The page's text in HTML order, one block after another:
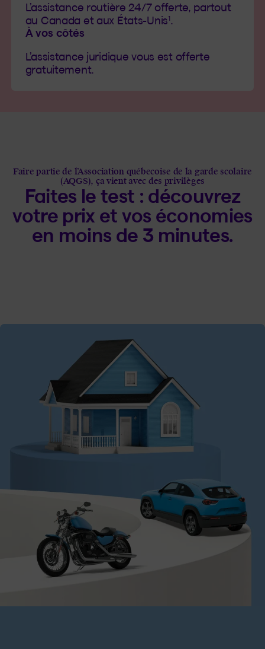
L’assistance routière 24/7 offerte, partout
au Canada et aux États-Unis1.
À vos côtés
L’assistance juridique vous est offerte
gratuitement.
Faire partie de l’Association québecoise de la garde scolaire
(AQGS), ça vient avec des privilèges
Faites le test : découvrez
votre prix et vos économies
en moins de 3 minutes.